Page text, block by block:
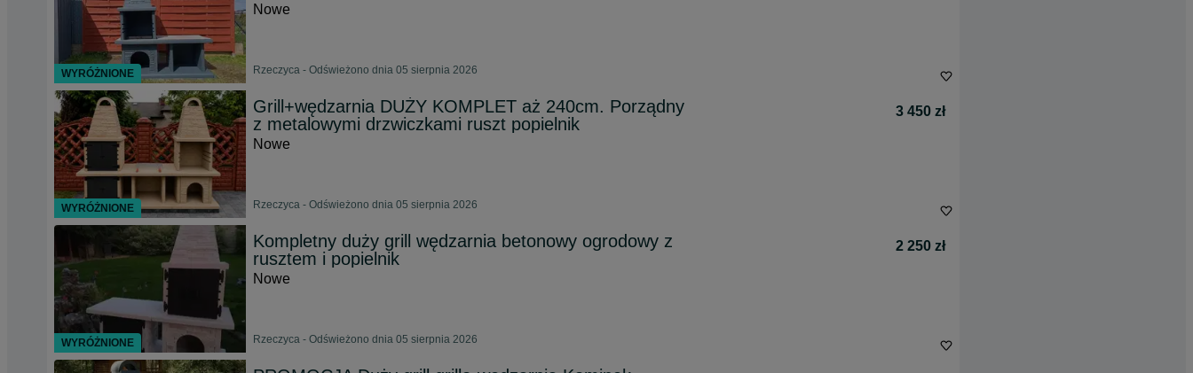
Nowe
Rzeczyca - Odświeżono dnia 05 sierpnia 2026
Grill+wędzarnia DUŻY KOMPLET aż 240cm. Porządny
z metalowymi drzwiczkami ruszt popielnik
3 450 zł
Nowe
Rzeczyca - Odświeżono dnia 05 sierpnia 2026
Kompletny duży grill wędzarnia betonowy ogrodowy z
rusztem i popielnik
2 250 zł
Nowe
Rzeczyca - Odświeżono dnia 05 sierpnia 2026
WYRÓŻNIONE
WYRÓŻNIONE
WYRÓŻNIONE